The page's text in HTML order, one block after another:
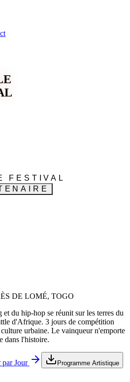
FESTIVAL
DE LOMÉ, TOGO
du hip-hop se réunit sur les terres du
d'Afrique. 3 jours de compétition
urbaine. Le vainqueur n'emporte
dans l'histoire.
par Jour Programme Artistique